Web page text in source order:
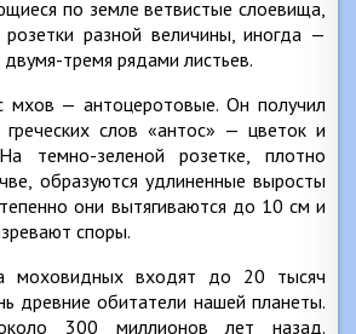
по земле ветвистые слоевища,
разной величины, иногда —
тремя рядами листьев.
— антоцеротовые. Он получил
слов «антос» — цветок и
темно-зеленой розетке, плотно
образуются удлиненные выросты
они вытягиваются до 10 см и
споры.
моховидных входят до 20 тысяч
древние обитатели нашей планеты.
300 миллионов лет назад.